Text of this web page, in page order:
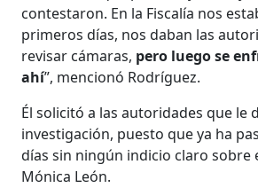
contestaron. En la Fiscalía nos
primeros días, nos daban las
revisar cámaras, pero luego se
ahí”, mencionó Rodríguez.
Él solicitó a las autoridades que le
investigación, puesto que ya ha
días sin ningún indicio claro sobre
Mónica León.